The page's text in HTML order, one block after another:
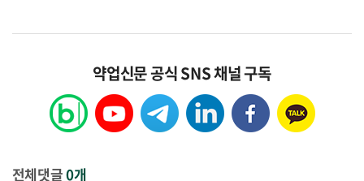
약업신문 공식 SNS 채널 구독
전체댓글0개